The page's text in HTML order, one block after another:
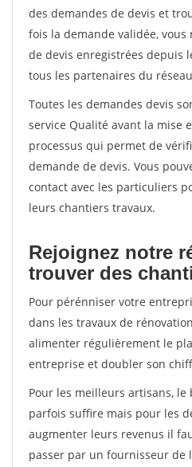
des demandes de devis et
fois la demande validée, vous
de devis enregistrées depuis
tous les partenaires du
Toutes les demandes devis
service Qualité avant la mise
processus qui permet de
demande de devis. Vous
contact avec les particuliers
leurs chantiers travaux.
Rejoignez notre
trouver des
Pour pérénniser votre
dans les travaux de
alimenter régulièrement le
entreprise et doubler son
Pour les meilleurs artisans,
parfois suffire mais pour les
augmenter leurs revenus il
passer par un fournisseur de